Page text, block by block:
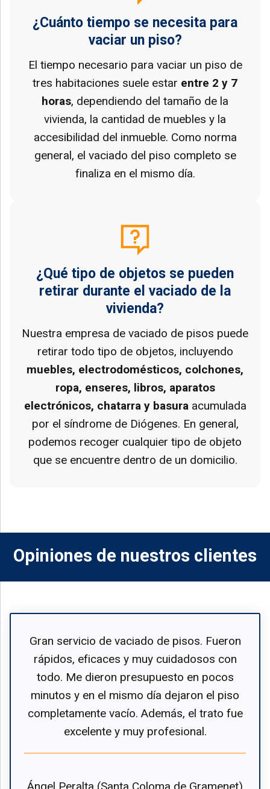
¿Cuánto tiempo se necesita para
vaciar un piso?
El tiempo necesario para vaciar un piso de
tres habitaciones suele estar entre 2 y 7
horas, dependiendo del tamaño de la
vivienda, la cantidad de muebles y la
accesibilidad del inmueble. Como norma
general, el vaciado del piso completo se
finaliza en el mismo día.
¿Qué tipo de objetos se pueden
retirar durante el vaciado de la
vivienda?
Nuestra empresa de vaciado de pisos puede
retirar todo tipo de objetos, incluyendo
muebles, electrodomésticos, colchones,
ropa, enseres, libros, aparatos
electrónicos, chatarra y basura acumulada
por el síndrome de Diógenes. En general,
podemos recoger cualquier tipo de objeto
que se encuentre dentro de un domicilio.
Opiniones de nuestros clientes
Gran servicio de vaciado de pisos. Fueron
rápidos, eficaces y muy cuidadosos con
todo. Me dieron presupuesto en pocos
minutos y en el mismo día dejaron el piso
completamente vacío. Además, el trato fue
excelente y muy profesional.
Ángel Peralta (Santa Coloma de Gramenet)